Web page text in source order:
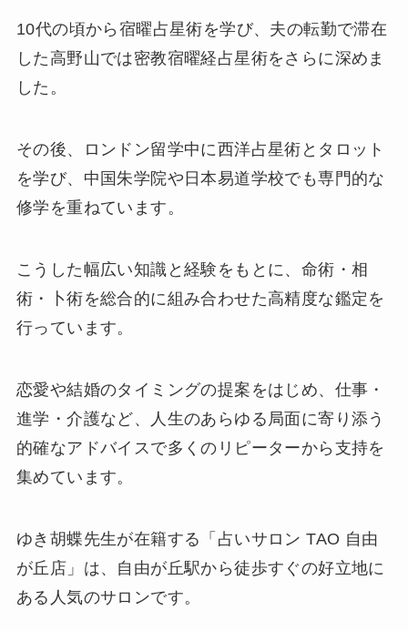
10代の頃から宿曜占星術を学び、夫の転勤で滞在
した高野山では密教宿曜経占星術をさらに深めま
した。
その後、ロンドン留学中に西洋占星術とタロット
を学び、中国朱学院や日本易道学校でも専門的な
修学を重ねています。
こうした幅広い知識と経験をもとに、命術・相
術・卜術を総合的に組み合わせた高精度な鑑定を
行っています。
恋愛や結婚のタイミングの提案をはじめ、仕事・
進学・介護など、人生のあらゆる局面に寄り添う
的確なアドバイスで多くのリピーターから支持を
集めています。
ゆき胡蝶先生が在籍する「占いサロン TAO 自由
が丘店」は、自由が丘駅から徒歩すぐの好立地に
ある人気のサロンです。